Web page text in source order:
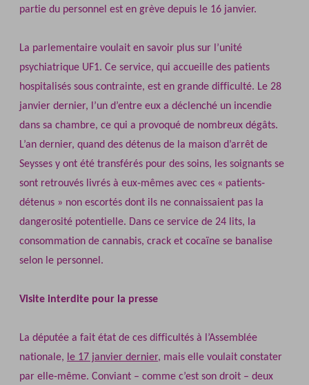
partie du personnel est en grève depuis le 16 janvier.
La parlementaire voulait en savoir plus sur l’unité
psychiatrique UF1. Ce service, qui accueille des patients
hospitalisés sous contrainte, est en grande difficulté. Le 28
janvier dernier, l’un d’entre eux a déclenché un incendie
dans sa chambre, ce qui a provoqué de nombreux dégâts.
L’an dernier, quand des détenus de la maison d’arrêt de
Seysses y ont été transférés pour des soins, les soignants se
sont retrouvés livrés à eux‐mêmes avec ces « patients‐
détenus » non escortés dont ils ne connaissaient pas la
dangerosité potentielle. Dans ce service de 24 lits, la
consommation de cannabis, crack et cocaïne se banalise
selon le personnel.
Visite interdite pour la presse
La députée a fait état de ces difficultés à l’Assemblée
nationale, le 17 janvier dernier, mais elle voulait constater
par elle‐même. Conviant – comme c’est son droit – deux